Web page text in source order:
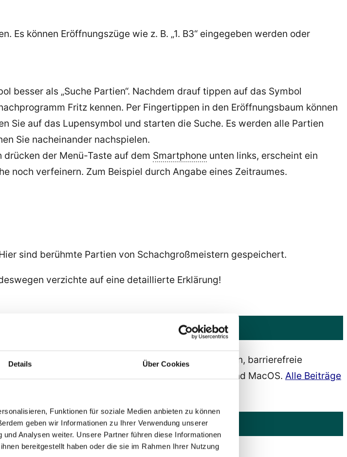
Details Über Cookies
Funktionen für soziale Medien anbieten zu können
geben wir Informationen zu Ihrer Verwendung unserer
Analysen weiter. Unsere Partner führen diese Informationen
bereitgestellt haben oder die sie im Rahmen Ihrer Nutzung
Es können Eröffnungszüge wie z. B. „1. B3“ eingegeben werden oder
besser als „Suche Partien“. Nachdem drauf tippen auf das Symbol
Fritz kennen. Per Fingertippen in den Eröffnungsbaum können
Sie auf das Lupensymbol und starten die Suche. Es werden alle Partien
Sie nacheinander nachspielen.
der Menü-Taste auf dem Smartphone unten links, erscheint ein
noch verfeinern. Zum Beispiel durch Angabe eines Zeitraumes.
sind berühmte Partien von Schachgroßmeistern gespeichert.
verzichte auf eine detaillierte Erklärung!
Berater und Dozent für barrierefreies Webdesign, barrierefreie
Windows, Android, IOS, Ubuntu und MacOS. Alle Beiträge